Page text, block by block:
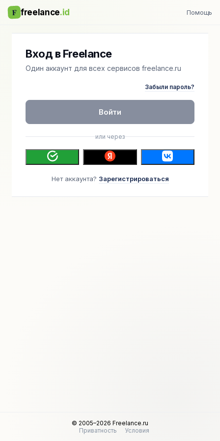
F freelance.id Помощь
Вход в Freelance
Один аккаунт для всех сервисов freelance.ru
Забыли пароль?
Войти
или через
Нет аккаунта? Зарегистрироваться
© 2005–2026 Freelance.ru
Приватность
Условия